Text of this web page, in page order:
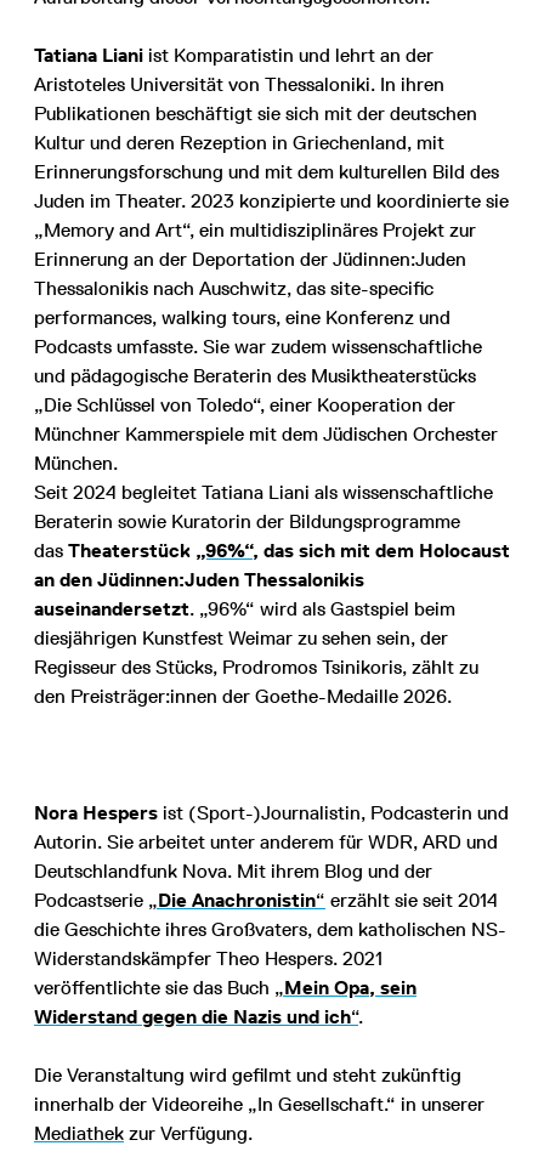
Tatiana Liani ist Komparatistin und lehrt an der
Aristoteles Universität von Thessaloniki. In ihren
Publikationen beschäftigt sie sich mit der deutschen
Kultur und deren Rezeption in Griechenland, mit
Erinnerungsforschung und mit dem kulturellen Bild des
Juden im Theater. 2023 konzipierte und koordinierte sie
„Memory and Art“, ein multidisziplinäres Projekt zur
Erinnerung an der Deportation der Jüdinnen:Juden
Thessalonikis nach Auschwitz, das site-specific
performances, walking tours, eine Konferenz und
Podcasts umfasste. Sie war zudem wissenschaftliche
und pädagogische Beraterin des Musiktheaterstücks
„Die Schlüssel von Toledo“, einer Kooperation der
Münchner Kammerspiele mit dem Jüdischen Orchester
München.
Seit 2024 begleitet Tatiana Liani als wissenschaftliche
Beraterin sowie Kuratorin der Bildungsprogramme
das Theaterstück „96%“, das sich mit dem Holocaust
an den Jüdinnen:Juden Thessalonikis
auseinandersetzt. „96%“ wird als Gastspiel beim
diesjährigen Kunstfest Weimar zu sehen sein, der
Regisseur des Stücks, Prodromos Tsinikoris, zählt zu
den Preisträger:innen der Goethe-Medaille 2026.
Nora Hespers ist (Sport-)Journalistin, Podcasterin und
Autorin. Sie arbeitet unter anderem für WDR, ARD und
Deutschlandfunk Nova. Mit ihrem Blog und der
Podcastserie „Die Anachronistin“ erzählt sie seit 2014
die Geschichte ihres Großvaters, dem katholischen NS-
Widerstandskämpfer Theo Hespers. 2021
veröffentlichte sie das Buch „Mein Opa, sein
Widerstand gegen die Nazis und ich“.
Die Veranstaltung wird gefilmt und steht zukünftig
innerhalb der Videoreihe „In Gesellschaft.“ in unserer
Mediathek zur Verfügung.